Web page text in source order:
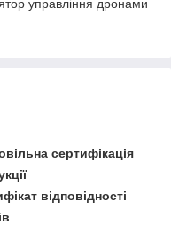
управління дронами
сертифікація
відповідності